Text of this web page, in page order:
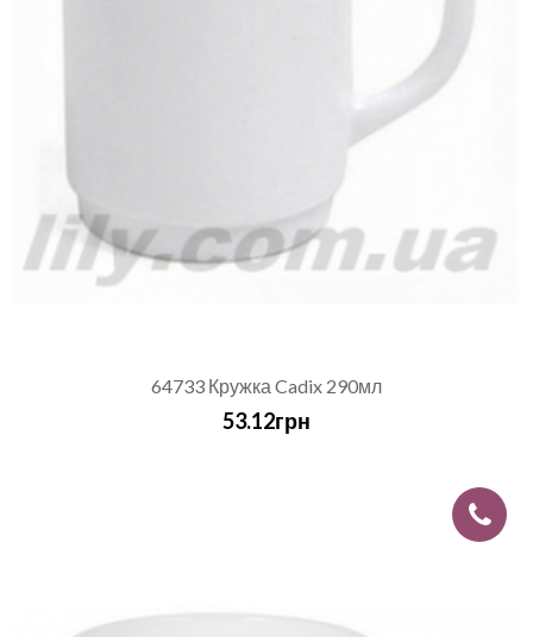
64733 Кружка Cadix 290мл
53.12грн